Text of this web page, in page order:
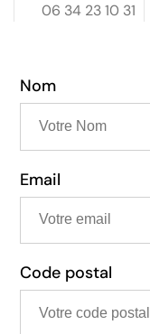
06 34 23 10 31
Nom
Email
Code postal